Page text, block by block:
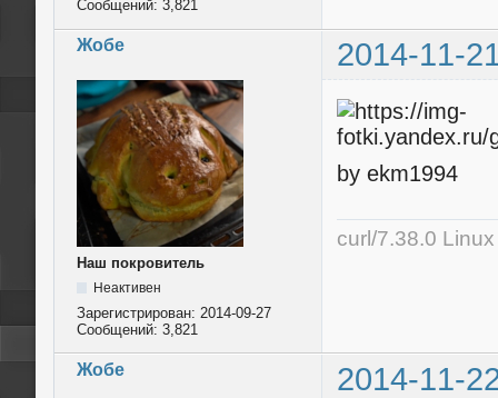
Сообщений: 3,821
Жобе 2014-11-
Наш покровитель
Неактивен
Зарегистрирован: 2014-09-27
Сообщений: 3,821
by ekm1994
curl/7.38.0
Жобе 2014-11-